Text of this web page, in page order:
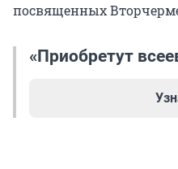
посвященных
«Приобретут